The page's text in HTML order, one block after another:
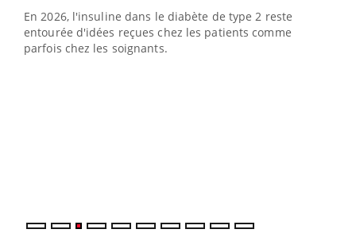
En 2026, l'insuline dans le diabète de type 2 reste
entourée d'idées reçues chez les patients comme
parfois chez les soignants.